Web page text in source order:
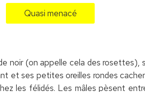
Quasi menacé
noir (on appelle cela des rosettes),
et ses petites oreilles rondes
les félidés. Les mâles pèsent